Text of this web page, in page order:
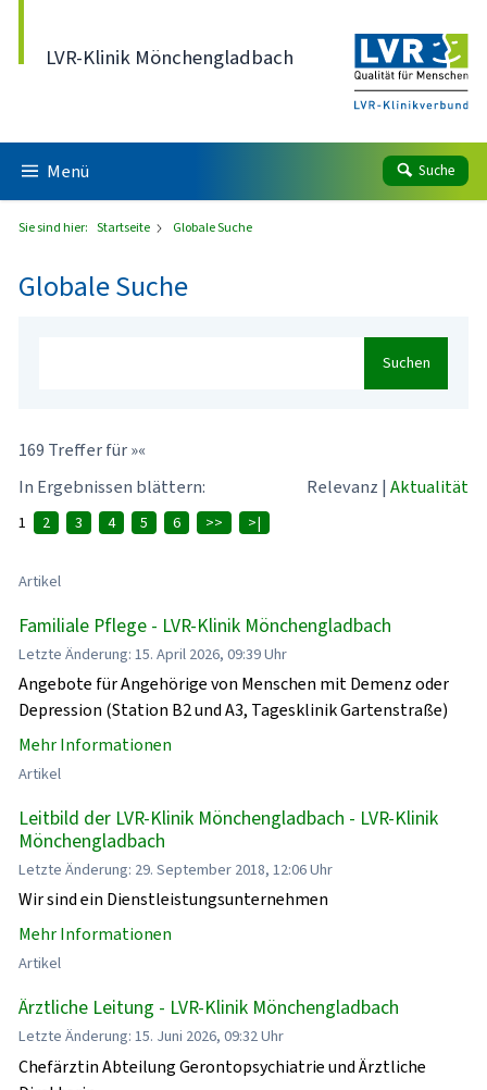
LVR-Klinik Mönchengladbach
Menü Suche
Sie sind hier: Startseite Globale Suche
Globale Suche
Suchen
169 Treffer für »«
In Ergebnissen blättern:
Relevanz | Aktualität
1 2 3 4 5 6 >> >|
Artikel
Familiale Pflege - LVR-Klinik Mönchengladbach
Letzte Änderung: 15. April 2026, 09:39 Uhr
Angebote für Angehörige von Menschen mit Demenz oder
Depression (Station B2 und A3, Tagesklinik Gartenstraße)
Mehr Informationen
Artikel
Leitbild der LVR-Klinik Mönchengladbach - LVR-Klinik
Mönchengladbach
Letzte Änderung: 29. September 2018, 12:06 Uhr
Wir sind ein Dienstleistungsunternehmen
Mehr Informationen
Artikel
Ärztliche Leitung - LVR-Klinik Mönchengladbach
Letzte Änderung: 15. Juni 2026, 09:32 Uhr
Chefärztin Abteilung Gerontopsychiatrie und Ärztliche